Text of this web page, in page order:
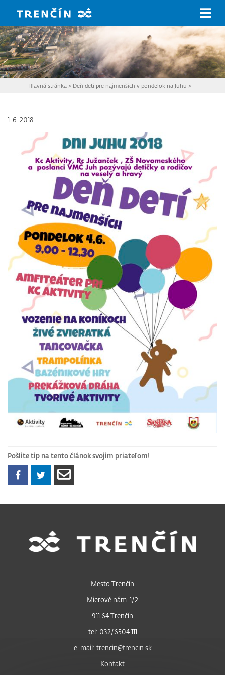
Hlavná stránka > Deň detí pre najmenších v pondelok na Juhu >
1. 6. 2018
Pošlite tip na tento článok svojim priateľom!
Mesto Trenčín
Mierové nám. 1/2
911 64 Trenčín
tel: 032/6504 111
e-mail: trencin@trencin.sk
Kontakt